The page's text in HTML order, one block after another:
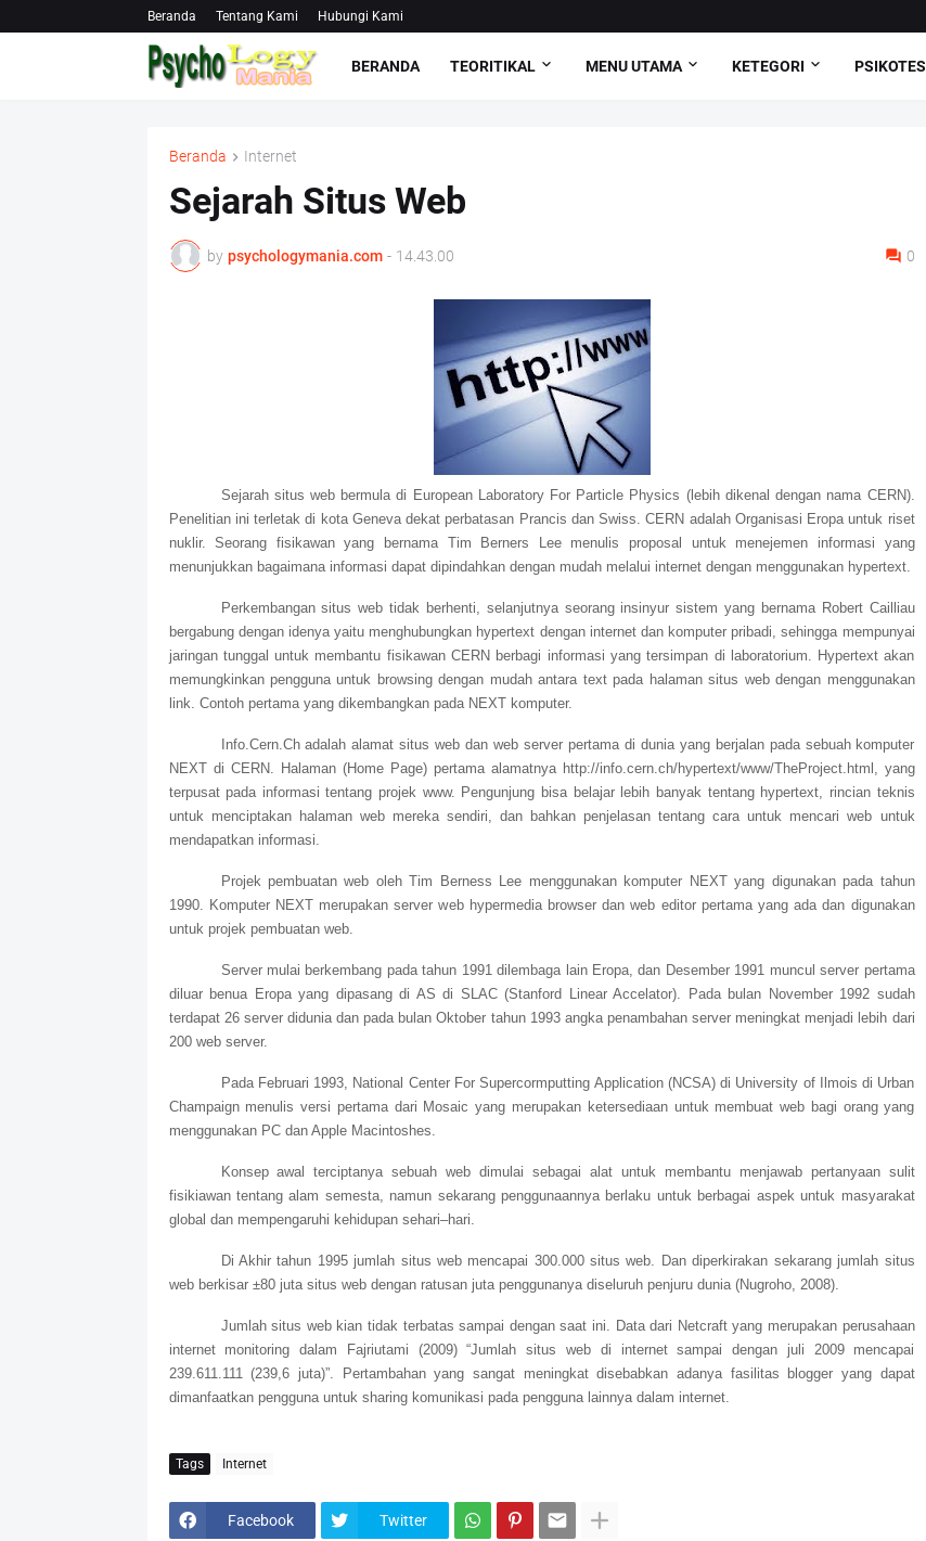
Beranda Tentang Kami Hubungi Kami
BERANDA TEORITIKAL MENU UTAMA KETEGORI PSIKOTES
Beranda Internet
Sejarah Situs Web
by psychologymania.com - 14.43.00 0
Sejarah situs web bermula di European Laboratory For Particle Physics (lebih dikenal dengan nama CERN).
Penelitian ini terletak di kota Geneva dekat perbatasan Prancis dan Swiss. CERN adalah Organisasi Eropa untuk riset
nuklir. Seorang fisikawan yang bernama Tim Berners Lee menulis proposal untuk menejemen informasi yang
menunjukkan bagaimana informasi dapat dipindahkan dengan mudah melalui internet dengan menggunakan hypertext.
Perkembangan situs web tidak berhenti, selanjutnya seorang insinyur sistem yang bernama Robert Cailliau
bergabung dengan idenya yaitu menghubungkan hypertext dengan internet dan komputer pribadi, sehingga mempunyai
jaringan tunggal untuk membantu fisikawan CERN berbagi informasi yang tersimpan di laboratorium. Hypertext akan
memungkinkan pengguna untuk browsing dengan mudah antara text pada halaman situs web dengan menggunakan
link. Contoh pertama yang dikembangkan pada NEXT komputer.
Info.Cern.Ch adalah alamat situs web dan web server pertama di dunia yang berjalan pada sebuah komputer
NEXT di CERN. Halaman (Home Page) pertama alamatnya http://info.cern.ch/hypertext/www/TheProject.html, yang
terpusat pada informasi tentang projek www. Pengunjung bisa belajar lebih banyak tentang hypertext, rincian teknis
untuk menciptakan halaman web mereka sendiri, dan bahkan penjelasan tentang cara untuk mencari web untuk
mendapatkan informasi.
Projek pembuatan web oleh Tim Berness Lee menggunakan komputer NEXT yang digunakan pada tahun
1990. Komputer NEXT merupakan server web hypermedia browser dan web editor pertama yang ada dan digunakan
untuk projek pembuatan web.
Server mulai berkembang pada tahun 1991 dilembaga lain Eropa, dan Desember 1991 muncul server pertama
diluar benua Eropa yang dipasang di AS di SLAC (Stanford Linear Accelator). Pada bulan November 1992 sudah
terdapat 26 server didunia dan pada bulan Oktober tahun 1993 angka penambahan server meningkat menjadi lebih dari
200 web server.
Pada Februari 1993, National Center For Supercormputting Application (NCSA) di University of Ilmois di Urban
Champaign menulis versi pertama dari Mosaic yang merupakan ketersediaan untuk membuat web bagi orang yang
menggunakan PC dan Apple Macintoshes.
Konsep awal terciptanya sebuah web dimulai sebagai alat untuk membantu menjawab pertanyaan sulit
fisikiawan tentang alam semesta, namun sekarang penggunaannya berlaku untuk berbagai aspek untuk masyarakat
global dan mempengaruhi kehidupan sehari–hari.
Di Akhir tahun 1995 jumlah situs web mencapai 300.000 situs web. Dan diperkirakan sekarang jumlah situs
web berkisar ±80 juta situs web dengan ratusan juta penggunanya diseluruh penjuru dunia (Nugroho, 2008).
Jumlah situs web kian tidak terbatas sampai dengan saat ini. Data dari Netcraft yang merupakan perusahaan
internet monitoring dalam Fajriutami (2009) “Jumlah situs web di internet sampai dengan juli 2009 mencapai
239.611.111 (239,6 juta)”. Pertambahan yang sangat meningkat disebabkan adanya fasilitas blogger yang dapat
dimanfaatkan pengguna untuk sharing komunikasi pada pengguna lainnya dalam internet.
Tags Internet
Facebook Twitter